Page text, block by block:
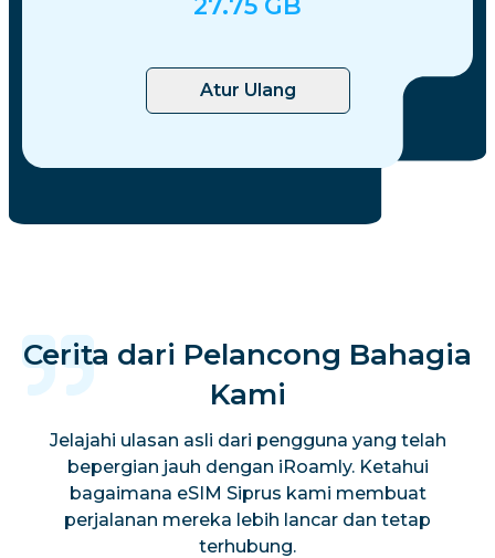
27.75 GB
Atur Ulang
Cerita dari Pelancong Bahagia
Kami
Jelajahi ulasan asli dari pengguna yang telah
bepergian jauh dengan iRoamly. Ketahui
bagaimana eSIM Siprus kami membuat
perjalanan mereka lebih lancar dan tetap
terhubung.